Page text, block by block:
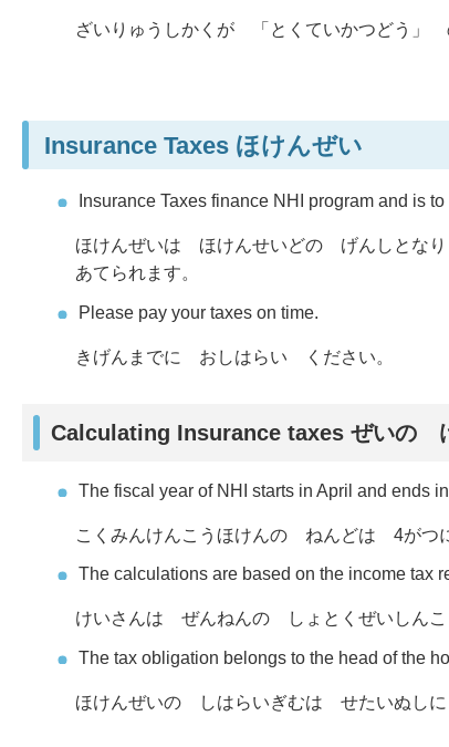
ざいりゅうしかくが 「とくていかつどう
Insurance Taxes ほけんぜい
Insurance Taxes finance NHI program and is
ほけんぜいは ほけんせいどの げんしとな
あてられます。
Please pay your taxes on time.
きげんまでに おしはらい ください。
Calculating Insurance taxes ぜいの
The fiscal year of NHI starts in April and ends
こくみんけんこうほけんの ねんどは 4が
The calculations are based on the income tax
けいさんは ぜんねんの しょとくぜいしん
The tax obligation belongs to the head of the
ほけんぜいの しはらいぎむは せたいぬし